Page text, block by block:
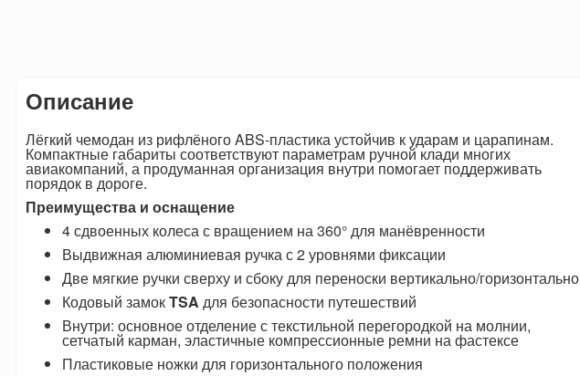
Описание
Лёгкий чемодан из рифлёного ABS-пластика устойчив к ударам и царапинам.
Компактные габариты соответствуют параметрам ручной клади многих
авиакомпаний, а продуманная организация внутри помогает поддерживать
порядок в дороге.
Преимущества и оснащение
4 сдвоенных колеса с вращением на 360° для манёвренности
Выдвижная алюминиевая ручка с 2 уровнями фиксации
Две мягкие ручки сверху и сбоку для переноски вертикально/горизонтально
Кодовый замокTSA для безопасности путешествий
Внутри: основное отделение с текстильной перегородкой на молнии,
сетчатый карман, эластичные компрессионные ремни на фастексе
Пластиковые ножки для горизонтального положения